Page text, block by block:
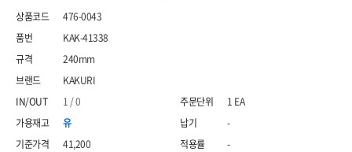
476-0043
KAKURI
1 / 0
유
41,200
KAK-41338
240mm
1 EA
-
-